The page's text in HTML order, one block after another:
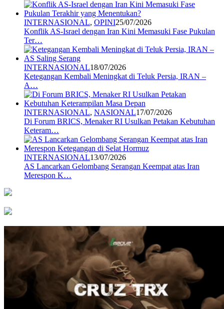
INTERNASIONAL, OPINI25/07/2026
Konflik AS-Israel dengan Iran Kini Memasuki Fase Pukulan
Ter…
INTERNASIONAL18/07/2026
Ketegangan Kembali Meningkat di Teluk Persia, IRAN –
A…
INTERNASIONAL, NASIONAL17/07/2026
Di Forum BRICS, Menaker RI Usulkan Petakan Kebutuhan
Keteram…
INTERNASIONAL13/07/2026
AS Lancarkan Gelombang Serangan Keempat atas Iran
Merespon K…